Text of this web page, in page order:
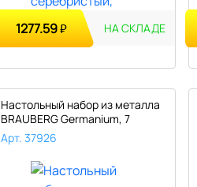
1277.59₽ НА СКЛАДЕ
Настольный набор из металла
BRAUBERG Germanium, 7
предм..
Арт. 37926